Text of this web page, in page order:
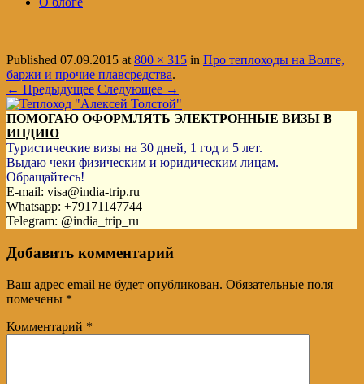
Published 07.09.2015 at800 × 315 in Про теплоходы на Волге,
баржи и прочие плавсредства.
← Предыдущее Следующее →
ПОМОГАЮ ОФОРМЛЯТЬ ЭЛЕКТРОННЫЕ ВИЗЫ В
ИНДИЮ
Туристические визы на 30 дней, 1 год и 5 лет.
Выдаю чеки физическим и юридическим лицам.
Обращайтесь!
E-mail: visa@india-trip.ru
Whatsapp: +79171147744
Telegram: @india_trip_ru
Добавить комментарий
Ваш адрес email не будет опубликован. Обязательные поля
помечены *
Комментарий *